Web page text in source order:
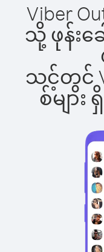
Viber
သို့ ဖုန်း
သင့်တွင်
စ်မျာ